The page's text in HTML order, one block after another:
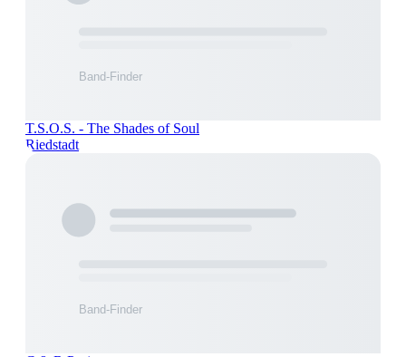
T.S.O.S. - The Shades of Soul
Riedstadt